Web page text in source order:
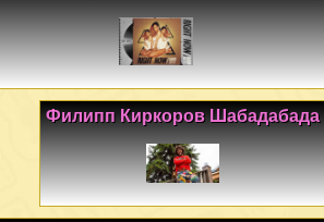
Филипп Киркоров Шабадабада